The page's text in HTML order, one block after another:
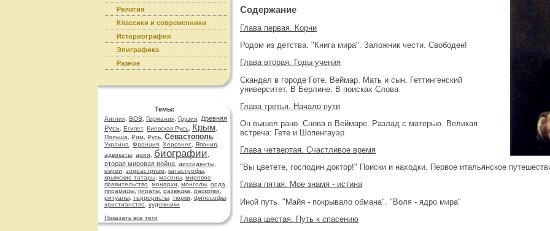
Религия
Классики и современники
Историография
Эпиграфика
Разное
Темы:
Англия ВОВ Германия Грузия
Древняя
Русь Египет, Киевская Русь Крым
Польша
Рим Русь Севастополь
Украина
Франция Херсонес Япония
адвокаты арии биографии
вторая мировая война диссиденты
евреи
зороастризм катастрофы
крымские татары масоны мировое
правительство
монархи монголы орда
пирамиды пираты разведка раскопки
ритуалы террористы тюрки философы
христианство
художники
Показать все теги
Содержание
Глава первая. Корни
Родом из детства. "Книга мира". Заложник чести. Свободен!
Глава вторая. Годы учения
Скандал в городе Готе. Веймар. Мать и сын. Геттингенский
университет. В Берлине. В поисках Слова
Глава третья. Начало пути
Он вышел рано. Снова в Веймаре. Разлад с матерью. Великая
встреча: Гете и Шопенгауэр
Глава четвертая. Счастливое время
"Вы цветете, господин доктор!" Поиски и находки. Первое итальянское
Глава пятая. Мое знамя - истина
Иной путь. "Майя - покрывало обмана". "Воля - ядро мира"
Глава шестая. Путь к спасению